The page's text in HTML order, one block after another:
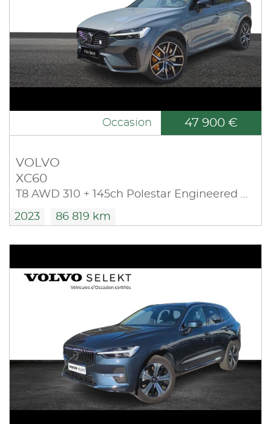
Occasion 47 900 €
VOLVO
XC60
T8 AWD 310 + 145ch Polestar Engineered Geartronic
2023 86 819 km